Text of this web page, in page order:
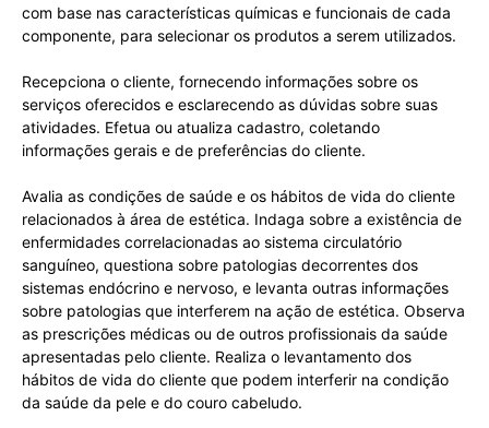
com base nas características químicas e funcionais de cada
componente, para selecionar os produtos a serem utilizados.
Recepciona o cliente, fornecendo informações sobre os
serviços oferecidos e esclarecendo as dúvidas sobre suas
atividades. Efetua ou atualiza cadastro, coletando
informações gerais e de preferências do cliente.
Avalia as condições de saúde e os hábitos de vida do cliente
relacionados à área de estética. Indaga sobre a existência de
enfermidades correlacionadas ao sistema circulatório
sanguíneo, questiona sobre patologias decorrentes dos
sistemas endócrino e nervoso, e levanta outras informações
sobre patologias que interferem na ação de estética. Observa
as prescrições médicas ou de outros profissionais da saúde
apresentadas pelo cliente. Realiza o levantamento dos
hábitos de vida do cliente que podem interferir na condição
da saúde da pele e do couro cabeludo.